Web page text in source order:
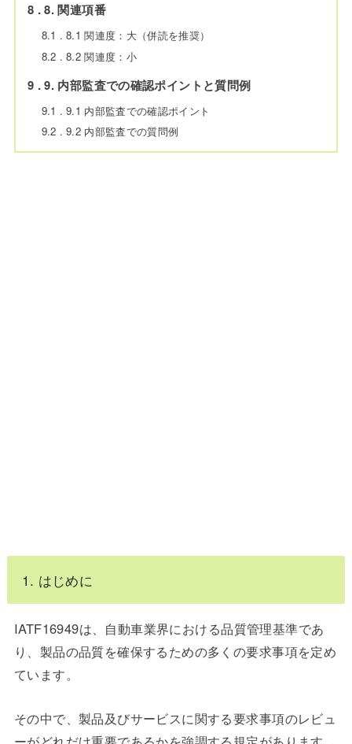
8
8. 関連項番
8.1
8.1 関連度：大（併読を推奨）
8.2
8.2 関連度：小
9 9. 内部監査での確認ポイントと質問例
9.1
9.1 内部監査での確認ポイント
9.2
9.2 内部監査での質問例
1. はじめに
IATF16949は、自動車業界における品質管理基準であ
り、製品の品質を確保するための多くの要求事項を定め
ています。
その中で、製品及びサービスに関する要求事項のレビュ